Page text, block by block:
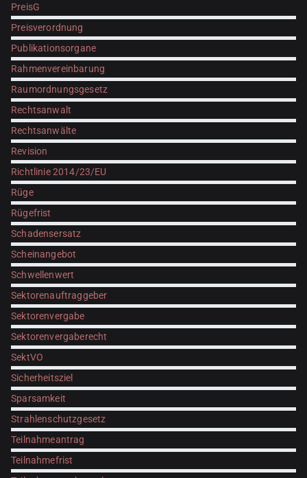
PreisG
Preisverordnung
Publikationsorgane
Rahmenvereinbarung
Raumordnungsgesetz
Rechtsanwalt
Rechtsanwälte
Revision
Richtlinie 2014/23/EU
Rüge
Rügefrist
Schadensersatz
Scheinangebot
Schwellenwert
Sektorenauftraggeber
Sektorenvergabe
Sektorenvergaberecht
SektVO
Sicherheitsziel
Sparsamkeit
Strahlenschutzgesetz
Teilnahmeantrag
Teilnahmefrist